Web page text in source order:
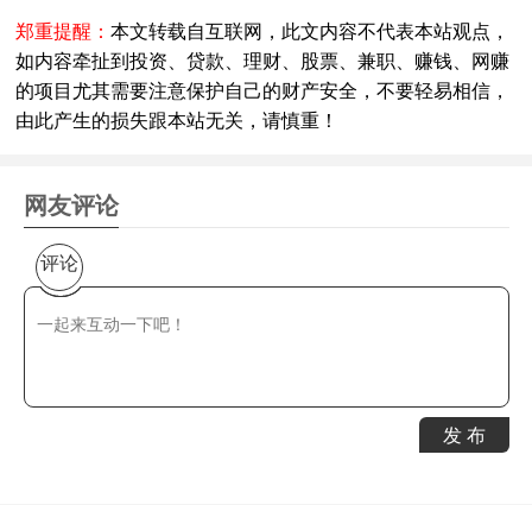
郑重提醒： 本文转载自互联网，此文内容不代表本站观点，
如内容牵扯到投资、贷款、理财、股票、兼职、赚钱、网赚
的项目尤其需要注意保护自己的财产安全，不要轻易相信，
由此产生的损失跟本站无关，请慎重！
网友评论
评论
发 布